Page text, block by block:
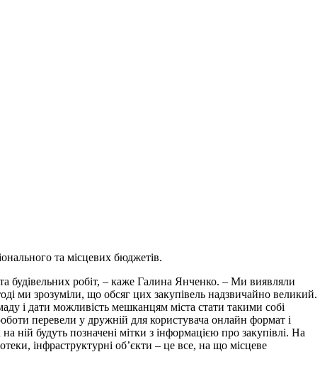
та місцевих бюджетів.
будівельних робіт, – каже Галина Янченко. – Ми виявляли
ми зрозуміли, що обсяг цих закупівель надзвичайно великий.
і дати можливість мешканцям міста стати такими собі
перевели у дружній для користувача онлайн формат і
ній будуть позначені мітки з інформацією про закупівлі. На
інфраструктурні об’єкти – це все, на що місцеве